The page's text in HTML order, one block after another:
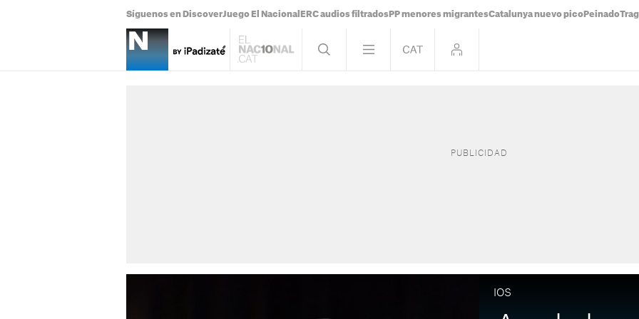
Síguenos en DiscoverJuego El Nacional ERC audios filtrados PP menores migrantesCatalunya nuevo pico Peinado
IOS